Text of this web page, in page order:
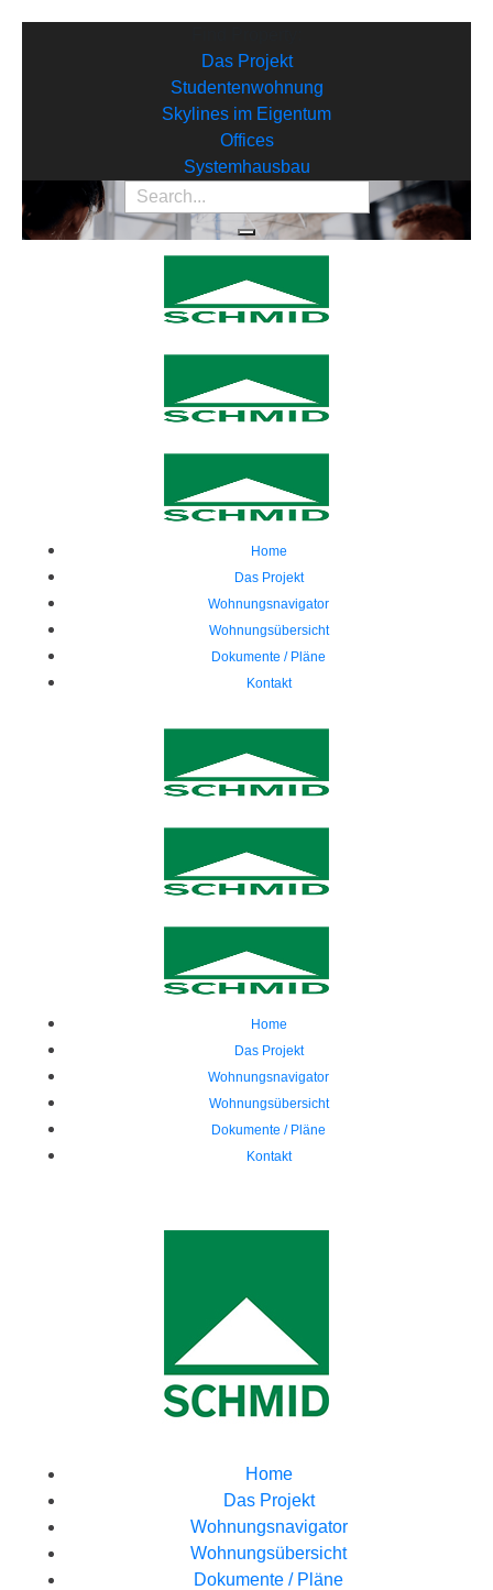
Das Projekt
Studentenwohnung
Skylines im Eigentum
Offices
Systemhausbau
Home
Das Projekt
Wohnungsnavigator
Wohnungsübersicht
Dokumente / Pläne
Kontakt
Home
Das Projekt
Wohnungsnavigator
Wohnungsübersicht
Dokumente / Pläne
Kontakt
Home
Das Projekt
Wohnungsnavigator
Wohnungsübersicht
Dokumente / Pläne